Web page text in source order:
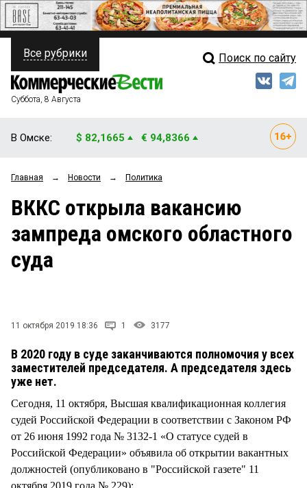
ПОЛИТИКА
ФИНАНСЫ
ОБЩЕСТВО
ЗАКОН
НОВОСТИ КОМПАНИЙ
Свежий выпуск
Рейтинги
Блоги
Все рубрики Поиск по сайту
Суббота, 8 Августа
В Омске: $ 82,1665 € 94,8366
Главная → Новости → Политика
ВККС открыла вакансию
зампреда омского областного
суда
11 октября 2019 18:36 1 3177
В 2020 году в суде заканчиваются полномочия у всех
заместителей председателя. А председателя здесь
уже нет.
Сегодня, 11 октября, Высшая квалификационная коллегия
судей Российской Федерации в соответствии с Законом РФ
от 26 июня 1992 года № 3132-1 «О статусе судей в
Российской Федерации» объявила об открытии вакантных
должностей (опубликовано в "Российской газете" 11
октября 2019 года № 229):